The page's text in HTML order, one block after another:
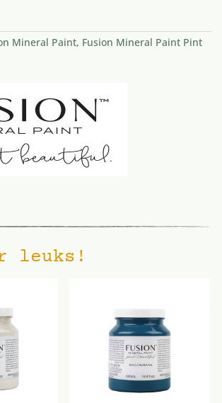
Mineral Paint, Fusion Mineral Paint Pint
leuks!